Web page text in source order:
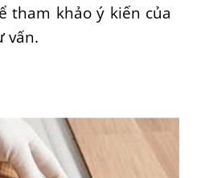
tham khảo ý kiến của
vấn.